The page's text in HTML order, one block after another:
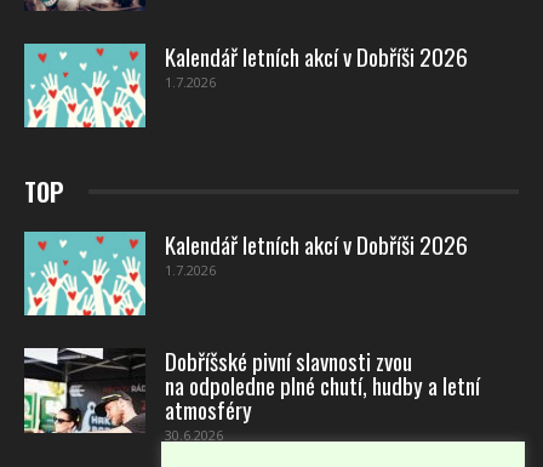
Kalendář letních akcí v Dobříši 2026
1.7.2026
TOP
Kalendář letních akcí v Dobříši 2026
1.7.2026
Dobříšské pivní slavnosti zvou
na odpoledne plné chutí, hudby a letní
atmosféry
30.6.2026